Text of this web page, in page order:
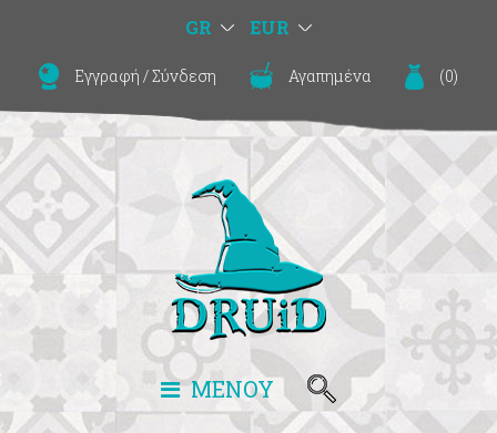
GR EUR
Εγγραφή /Σύνδεση Αγαπημένα (0)
ΜΕΝΟΥ